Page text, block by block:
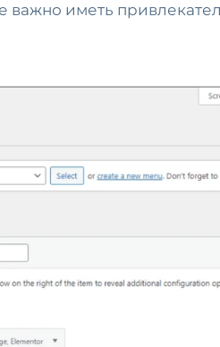
важно иметь